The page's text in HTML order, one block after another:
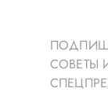
СОВЕТЫ